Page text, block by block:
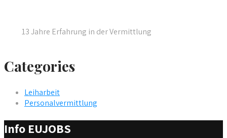
13 Jahre Erfahrung in der Vermittlung
Categories
Leiharbeit
Personalvermittlung
Info EUJOBS